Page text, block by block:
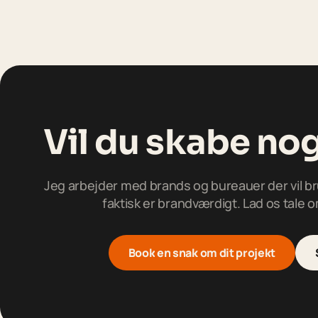
Vil du skabe
Jeg arbejder med brands og bureauer der vil
faktisk er brandværdigt. Lad os tale
Book en snak om dit projekt
Bookensnakomditprojekt